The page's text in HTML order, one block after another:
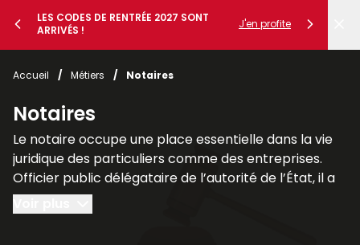
le sous-menu Vos métiers
le sous-menu Vos besoins
LES CODES DE RENTRÉE 2027 SONT
ARRIVÉS !
J'en profite
Accueil / Métiers / Notaires
Notaires
Le notaire occupe une place essentielle dans la vie
juridique des particuliers comme des entreprises.
Officier public délégataire de l’autorité de l’État, il a
pour mission d’authentifier les actes, de garantir leur
sécurité juridique et d’assurer leur conservation. Son